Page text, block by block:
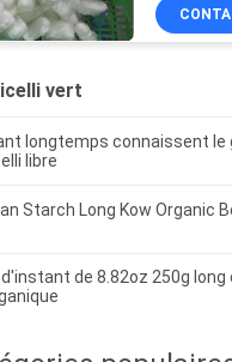
vert
longtemps connaissent le
libre
Starch Long Kow Organic
de 8.82oz 250g